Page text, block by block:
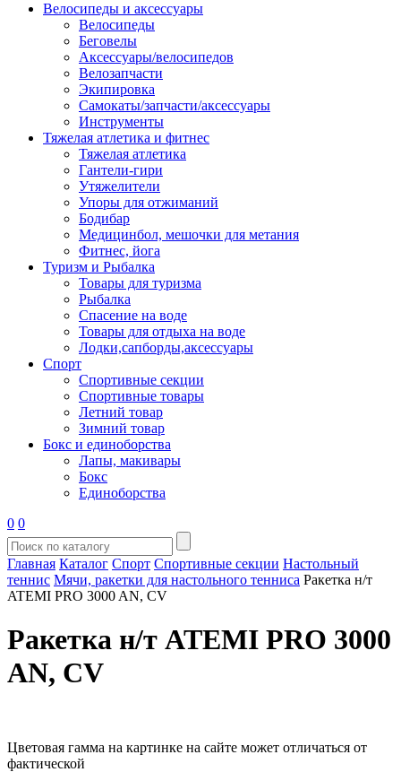
Велосипеды и аксессуары
Велосипеды
Беговелы
Аксессуары/велосипедов
Велозапчасти
Экипировка
Самокаты/запчасти/аксессуары
Инструменты
Тяжелая атлетика и фитнес
Тяжелая атлетика
Гантели-гири
Утяжелители
Упоры для отжиманий
Бодибар
Медицинбол, мешочки для метания
Фитнес, йога
Туризм и Рыбалка
Товары для туризма
Рыбалка
Спасение на воде
Товары для отдыха на воде
Лодки,сапборды,аксессуары
Спорт
Спортивные секции
Спортивные товары
Летний товар
Зимний товар
Бокс и единоборства
Лапы, макивары
Бокс
Единоборства
0 0
Главная Каталог Спорт Спортивные секции Настольный
теннис Мячи, ракетки для настольного тенниса Ракетка н/т
ATEMI PRO 3000 AN, CV
Ракетка н/т ATEMI PRO 3000
AN, CV
Цветовая гамма на картинке на сайте может отличаться от
фактической